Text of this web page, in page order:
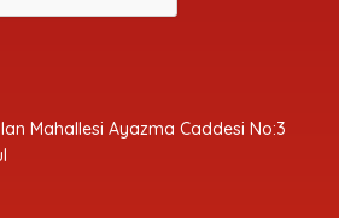
Mahallesi Ayazma Caddesi No:3